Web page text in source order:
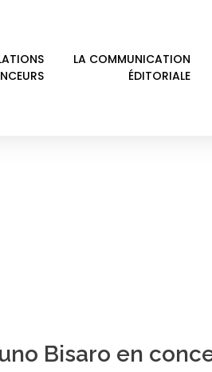
LA COMMUNICATION
ÉDITORIALE
Bisaro en